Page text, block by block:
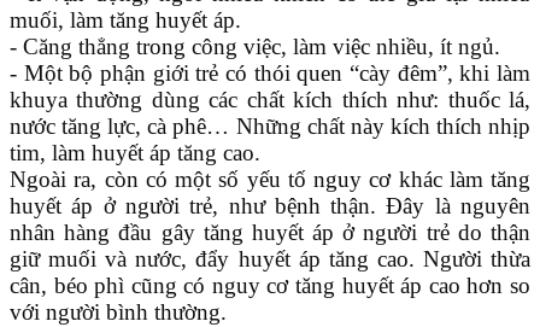
muối, làm tăng huyết áp.
- Căng thẳng trong công việc, làm việc nhiều, ít ngủ.
- Một bộ phận giới trẻ có thói quen “cày đêm”, khi làm
khuya thường dùng các chất kích thích như: thuốc lá,
nước tăng lực, cà phê… Những chất này kích thích nhịp
tim, làm huyết áp tăng cao.
Ngoài ra, còn có một số yếu tố nguy cơ khác làm tăng
huyết áp ở người trẻ, như bệnh thận. Đây là nguyên
nhân hàng đầu gây tăng huyết áp ở người trẻ do thận
giữ muối và nước, đẩy huyết áp tăng cao. Người thừa
cân, béo phì cũng có nguy cơ tăng huyết áp cao hơn so
với người bình thường.